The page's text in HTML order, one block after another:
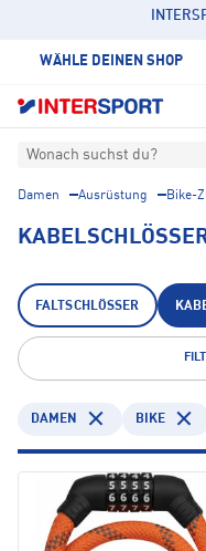
WÄHLE DEINEN SHOP
Wonach suchst du?
Damen Ausrüstung Bike-
FALTSCHLÖSSER
DAMEN BIKE